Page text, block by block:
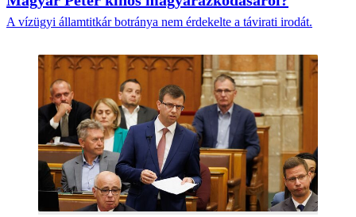
A vízügyi államtitkár botránya nem érdekelte a távirati irodát.